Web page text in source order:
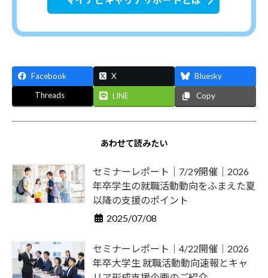
Facebook X
Bluesky
Threads
LINE Copy
あわせて読みたい
セミナーレポート｜7/29開催｜2026
年卒学生の就職活動動向をふまえた夏
以降の支援のポイント
2025/07/08
セミナーレポート｜4/22開催｜2026
年卒大学生 就職活動動向速報とキャ